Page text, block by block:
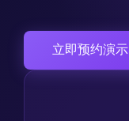
立即预约演示